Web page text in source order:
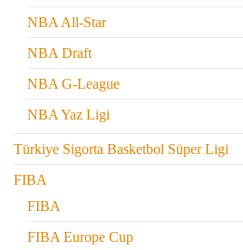
NBA All-Star
NBA Draft
NBA G-League
NBA Yaz Ligi
Türkiye Sigorta Basketbol Süper Ligi
FIBA
FIBA
FIBA Europe Cup